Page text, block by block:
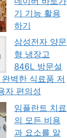
기 기능 활용
하기
삼성전자 양문
형 냉장고
846L 방문설
벽한 식료품 저
자 편의성
임플란트 치료
의 모든 비용
과 요소를 알